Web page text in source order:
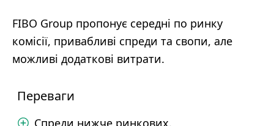
FIBO Group пропонує середні по ринку
комісії, привабливі спреди та свопи, але
можливі додаткові витрати.
Переваги
Спреди нижче ринкових.